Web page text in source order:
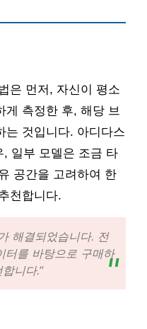
은 먼저, 자신이 평소
게 측정한 후, 해당 브
는 것입니다. 아디다스
, 일부 모델은 조금 타
공간을 고려하여 한
천합니다.
해결되었습니다. 전
터를 바탕으로 구매하
니다.”